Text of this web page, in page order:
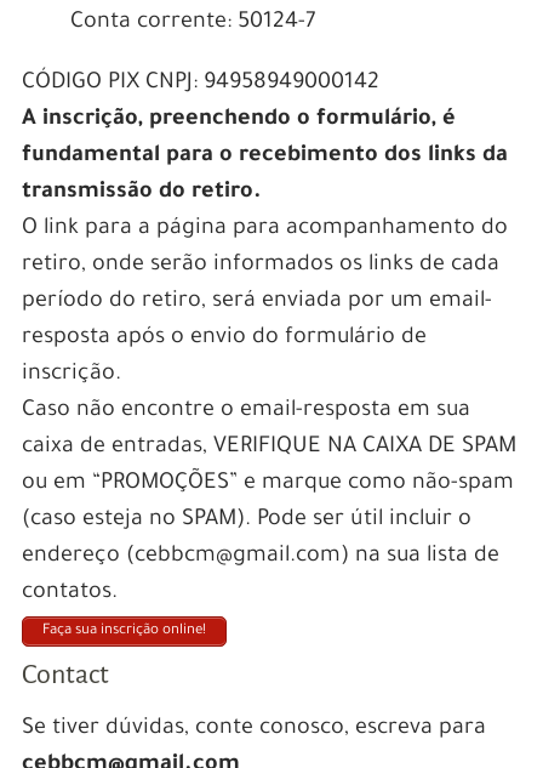
Conta corrente: 50124-7
CÓDIGO PIX CNPJ: 94958949000142
A inscrição, preenchendo o formulário, é
fundamental para o recebimento dos links da
transmissão do retiro.
O link para a página para acompanhamento do
retiro, onde serão informados os links de cada
período do retiro, será enviada por um email-
resposta após o envio do formulário de
inscrição.
Caso não encontre o email-resposta em sua
caixa de entradas, VERIFIQUE NA CAIXA DE SPAM
ou em “PROMOÇÕES” e marque como não-spam
(caso esteja no SPAM). Pode ser útil incluir o
endereço (cebbcm@gmail.com) na sua lista de
contatos.
Faça sua inscrição online!
Contact
Se tiver dúvidas, conte conosco, escreva para